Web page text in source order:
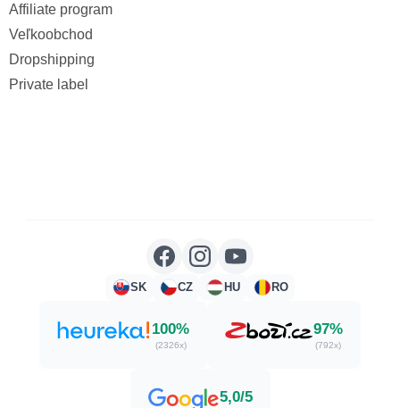
Affiliate program
Veľkoobchod
Dropshipping
Private label
SK CZ HU RO
100%
(2326x)
97%
(792x)
5,0/5